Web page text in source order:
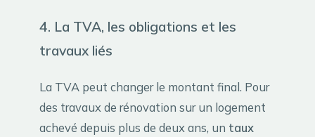
4. La TVA, les obligations et les
travaux liés
La TVA peut changer le montant final. Pour
des travaux de rénovation sur un logement
achevé depuis plus de deux ans, un taux